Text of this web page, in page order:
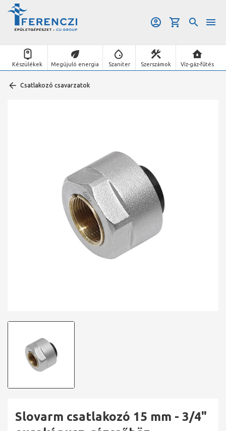
Készülékek Megújuló energia Szaniter Szerszámok Víz-gáz-fűtés
Csatlakozó csavarzatok
Slovarm csatlakozó 15 mm - 3/4"